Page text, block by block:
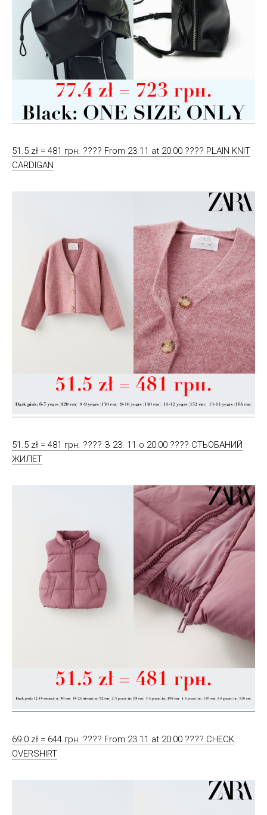
51.5 zł = 481 грн. ???? From 23.11 at 20:00 ???? PLAIN KNIT
CARDIGAN
51.5 zł = 481 грн. ???? З 23. 11 о 20:00 ???? СТЬОБАНИЙ
ЖИЛЕТ
69.0 zł = 644 грн. ???? From 23.11 at 20:00 ???? CHECK
OVERSHIRT